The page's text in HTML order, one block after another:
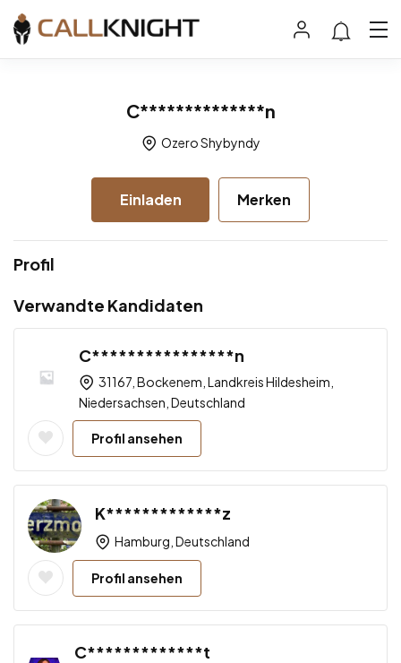
C**************n
Ozero Shybyndy
Einladen Merken
Profil
Verwandte Kandidaten
C****************n
31167, Bockenem, Landkreis Hildesheim,
Niedersachsen, Deutschland
Profil ansehen
K*************z
Hamburg, Deutschland
Profil ansehen
C*************t